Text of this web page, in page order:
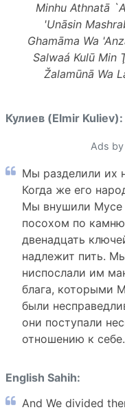
Minhu Athnatā
'Unāsin
Ghamāma Wa
Salwaá Kulū Min
Žalamūnā Wa
Кулиев (Elmir Kuliev):
Ads
Мы разделили их
Когда же его
Мы внушили Мусе
посохом по
двенадцать
надлежит пить.
ниспослали им
блага, которыми
были
они поступали
отношению к себе.
English Sahih:
And We divided